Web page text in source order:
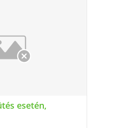
esetén,